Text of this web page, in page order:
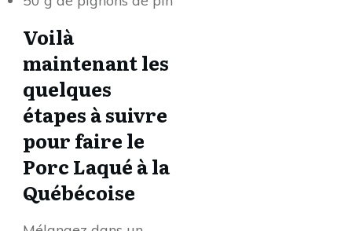
Voilà
maintenant les
quelques
étapes à suivre
pour faire le
Porc Laqué à la
Québécoise